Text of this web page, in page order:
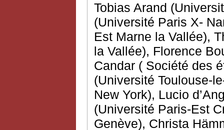
Tobias Arand
(Université Paris X-
Est Marne la Vallée),
la Vallée), Florence
Candar ( Société des
(Université Toulouse-
New York), Lucio
(Université Paris-Est
Genève), Christa